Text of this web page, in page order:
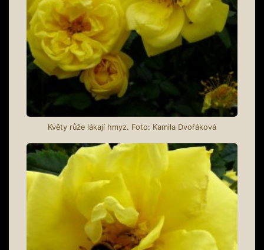
Květy růže lákají hmyz. Foto: Kamila Dvořáková